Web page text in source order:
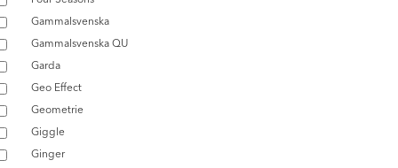
Gammalsvenska
Gammalsvenska QU
Garda
Geo Effect
Geometrie
Giggle
Ginger